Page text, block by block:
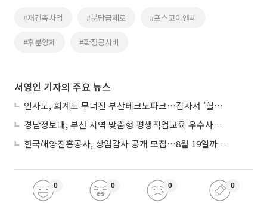
#재건축사업 #분담금제로 #포스코이앤씨
#후분양제 #확정공사비
서영인 기자의 주요 뉴스
인사도, 회계도 무너진 부산테크노파크…감사서 '혈세 유용·인사 뒤집기' 적발
경남정보대, 부산 지역 맞춤형 평생직업교육 우수사례로 혁신 주도
한국해양진흥공사, 상임감사 공개 모집…8월 19일까지 접수
0 0 0 0